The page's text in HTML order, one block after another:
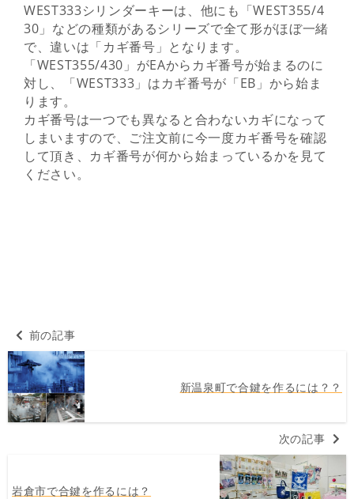
WEST333シリンダーキーは、他にも「WEST355/4
30」などの種類があるシリーズで全て形がほぼ一緒
で、違いは「カギ番号」となります。
「WEST355/430」がEAからカギ番号が始まるのに
対し、「WEST333」はカギ番号が「EB」から始ま
ります。
カギ番号は一つでも異なると合わないカギになって
しまいますので、ご注文前に今一度カギ番号を確認
して頂き、カギ番号が何から始まっているかを見て
ください。
前の記事
新温泉町で合鍵を作るには？？
次の記事
岩倉市で合鍵を作るには？